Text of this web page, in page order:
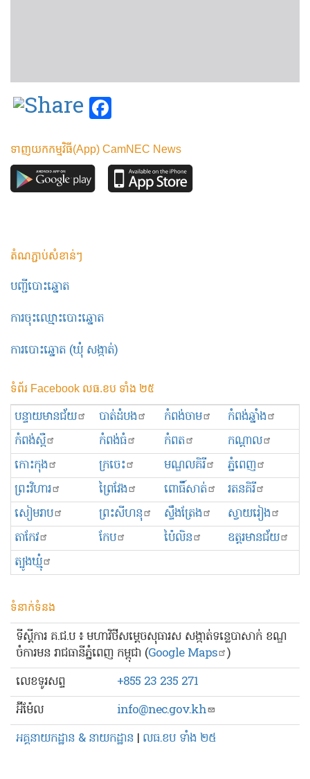
ទាញយកកម្មវិធី(App) CamNEC News
តំណភ្ជាប់សំខាន់ៗ
បញ្ជីបោះឆ្នោត
ការចុះឈ្មោះបោះឆ្នោត
ការបោះឆ្នោត (ឃុំ សង្កាត់)
ទំព័រ Facebook លធ.ខប ទាំង ២៥
បន្ទាយមានជ័យ បាត់ដំបង កំពង់ចាម
កំពង់ឆ្នាំង
កំពង់ស្ពឺ
កំពង់ធំ កំពត
កណ្ដាល
កោះកុង
ក្រចេះ មណ្ឌលគិរី
ភ្នំពេញ
ព្រះ​វិហារ
ព្រៃវែង ពោធិ៍សាត់
រតនគិរី
សៀមរាប
ព្រះសីហនុ ស្ទឹងត្រែង
ស្វាយរៀង
តាកែវ
កែប ប៉ៃលិន
ឧត្ដរមានជ័យ
ត្បូងឃ្មុំ
ទំនាក់ទំនង
ទីស្ដីការ គ.ជ.ប ៖ មហាវិថីសម្ដេចសុធារស សង្កាត់ទន្លេបាសាក់ ខណ្ឌ
ចំការមន រាជធានីភ្នំពេញ កម្ពុជា (Google Maps )
លេខ​ទូរសព្ទ
+855 23 235 271
អ៊ីម៉ែល
info@nec.gov.kh
អគ្គនាយកដ្ឋាន & នាយកដ្ឋាន | លធ.ខប ទាំង ២៥